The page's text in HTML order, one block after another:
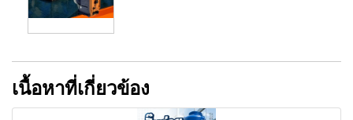
เนื้อหาที่เกี่ยวข้อง